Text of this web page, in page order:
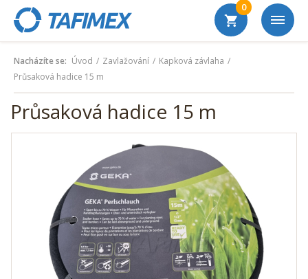
0
Nacházíte se: Úvod Zavlažování
Kapková závlaha
Průsaková hadice 15 m
Průsaková hadice 15 m